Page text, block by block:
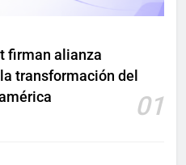
firman alianza
transformación del
01